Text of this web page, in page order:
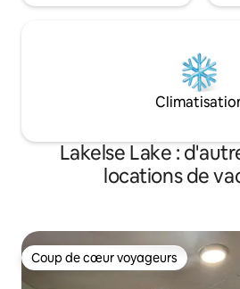
Lakelse Lake :
locations de
Coup de cœur voyageurs
Coup de cœur voyageurs